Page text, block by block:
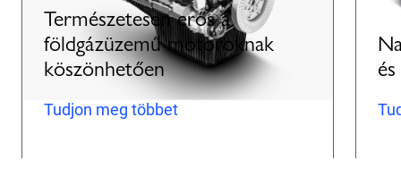
Természetesen erős a
földgázüzemű motoroknak
köszönhetően
Tudjon meg többet